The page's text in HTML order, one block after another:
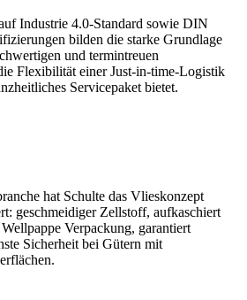
Industrie 4.0-Standard sowie DIN
bilden die starke Grundlage
und termintreuen
Flexibilität einer Just-in-time-Logistik
Servicepaket bietet.
hat Schulte das Vlieskonzept
geschmeidiger Zellstoff, aufkaschiert
Verpackung, garantiert
Sicherheit bei Gütern mit